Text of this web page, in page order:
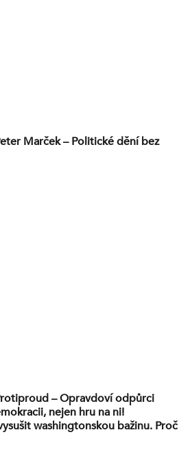
Marček – Politické dění bez
– Opravdoví odpůrci
nejen hru na ni!
washingtonskou bažinu. Proč